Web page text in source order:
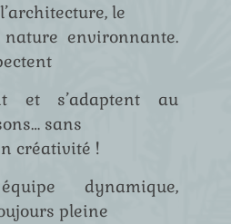
le
environnante.
et s’adaptent au
sans
créativité !
dynamique,
pleine